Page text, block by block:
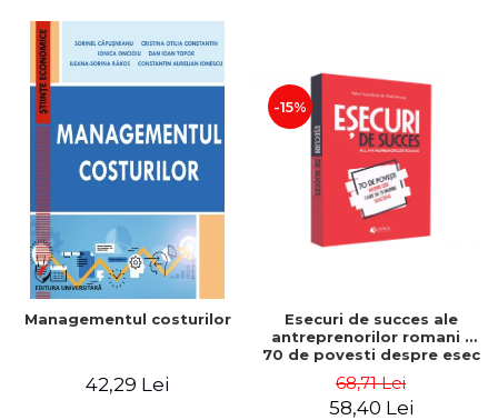
Managementul costurilor
42,29 Lei
-15%
Esecuri de succes ale
antreprenorilor romani -
70 de povesti despre esec
68,71 Lei
58,40 Lei